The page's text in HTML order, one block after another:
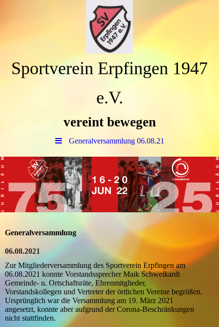
Sportverein Erpfingen 1947
e.V.
vereint bewegen
Generalversammlung 06.08.21
Generalversammlung
06.08.2021
Zur Mitgliederversammlung des Sportverein Erpfingen am
06.08.2021 konnte Vorstandssprecher Maik Schweikardt
Gemeinde- u. Ortschaftsräte, Ehrenmitglieder,
Vorstandskollegen und Vertreter der örtlichen Vereine begrüßen.
Ursprünglich war die Versammlung am 19. März 2021
angesetzt, konnte aber aufgrund der Corona-Beschränkungen
nicht stattfinden.